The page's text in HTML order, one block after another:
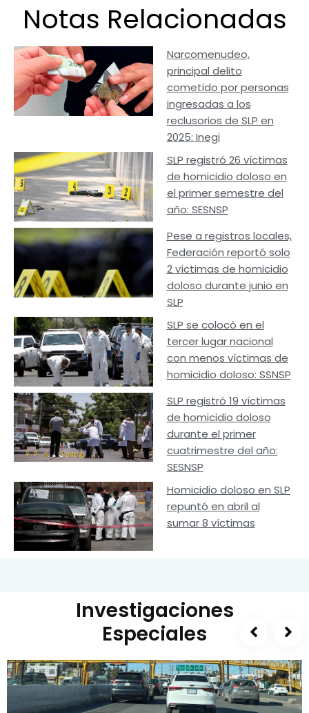
Notas Relacionadas
Narcomenudeo,
principal delito
cometido por personas
ingresadas a los
reclusorios de SLP en
2025: Inegi
SLP registró 26 víctimas
de homicidio doloso en
el primer semestre del
año: SESNSP
Pese a registros locales,
Federación reportó solo
2 víctimas de homicidio
doloso durante junio en
SLP
SLP se colocó en el
tercer lugar nacional
con menos víctimas de
homicidio doloso: SSNSP
SLP registró 19 víctimas
de homicidio doloso
durante el primer
cuatrimestre del año:
SESNSP
Homicidio doloso en SLP
repuntó en abril al
sumar 8 víctimas
Investigaciones
Especiales